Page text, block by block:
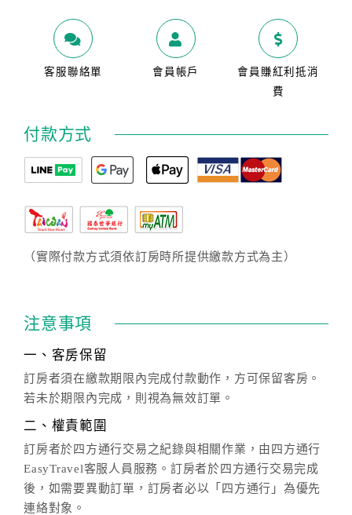
客服聯絡單 會員帳戶
會員賺紅利抵消
費
付款方式
（實際付款方式須依訂房時所提供繳款方式為主）
注意事項
一、客房保留
訂房者須在繳款期限內完成付款動作，方可保留客房。
若未於期限內完成，則視為無效訂單。
二、權責範圍
訂房者於四方通行交易之紀錄與相關作業，由四方通行
EasyTravel客服人員服務。訂房者於四方通行交易完成
後，如需要異動訂單，訂房者必以「四方通行」為優先
連絡對象。